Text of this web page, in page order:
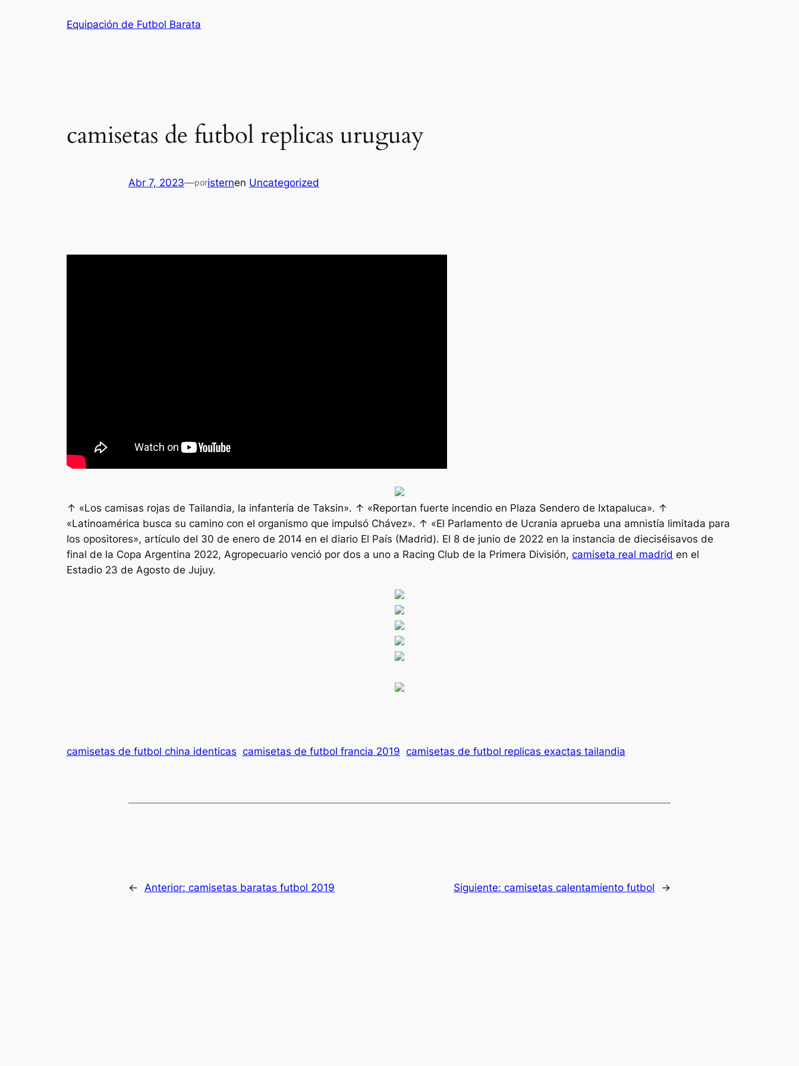
Equipación de Futbol Barata
camisetas de futbol replicas uruguay
Abr 7, 2023—poristernen Uncategorized
↑ «Los camisas rojas de Tailandia, la infantería de Taksin». ↑ «Reportan fuerte incendio en Plaza Sendero de Ixtapaluca». ↑
«Latinoamérica busca su camino con el organismo que impulsó Chávez». ↑ «El Parlamento de Ucrania aprueba una amnistía limitada para
los opositores», artículo del 30 de enero de 2014 en el diario El País (Madrid). El 8 de junio de 2022 en la instancia de dieciséisavos de
final de la Copa Argentina 2022, Agropecuario venció por dos a uno a Racing Club de la Primera División, camiseta real madrid en el
Estadio 23 de Agosto de Jujuy.
camisetas de futbol china identicas camisetas de futbol francia 2019 camisetas de futbol replicas exactas tailandia
← Anterior: camisetas baratas futbol 2019 Siguiente: camisetas calentamiento futbol →